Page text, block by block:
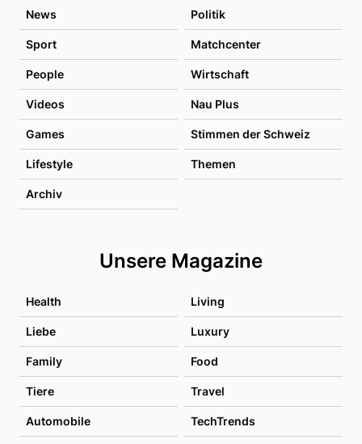
News Politik
Sport Matchcenter
People Wirtschaft
Videos Nau Plus
Games Stimmen der Schweiz
Lifestyle Themen
Archiv
Unsere Magazine
Health Living
Liebe Luxury
Family Food
Tiere Travel
Automobile TechTrends